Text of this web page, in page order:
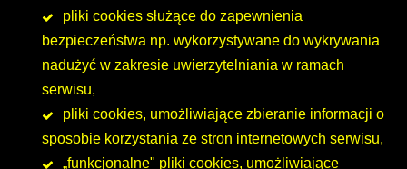
pliki cookies służące do zapewnienia
bezpieczeństwa np. wykorzystywane do wykrywania
nadużyć w zakresie uwierzytelniania w ramach
serwisu,
pliki cookies, umożliwiające zbieranie informacji o
sposobie korzystania ze stron internetowych serwisu,
„funkcjonalne" pliki cookies, umożliwiające